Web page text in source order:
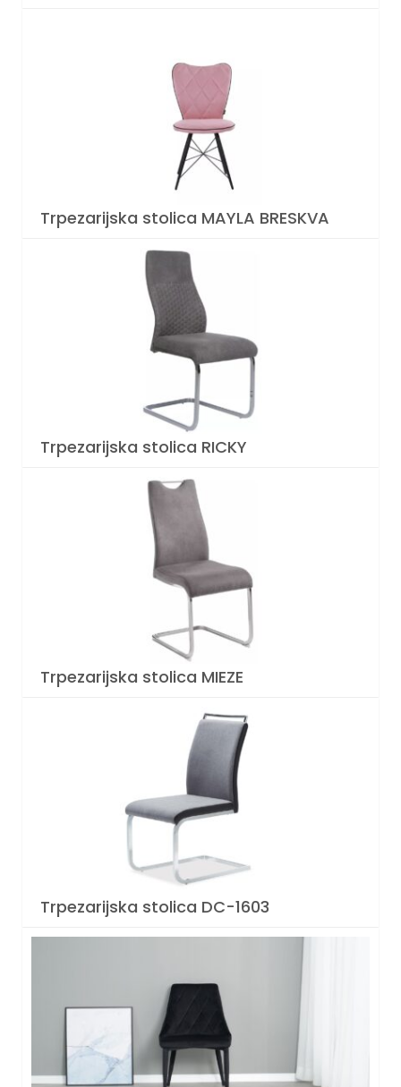
Trpezarijska stolica MAYLA BRESKVA
Trpezarijska stolica RICKY
Trpezarijska stolica MIEZE
Trpezarijska stolica DC-1603